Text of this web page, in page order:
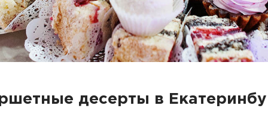
десерты в